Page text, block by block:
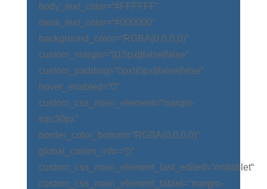
body_text_color=“#FFFFFF“
meta_text_color=“#000000″
background_color=“RGBA(0,0,0,0)“
custom_margin=“||15px||false|false“
custom_padding=“0px||0px||false|false“
hover_enabled=“0″
custom_css_main_element=“margin-
top:30px“
border_color_bottom=“RGBA(0,0,0,0)“
global_colors_info=“{}“
custom_css_main_element_last_edited=“on|tablet“
custom_css_main_element_tablet=“margin-